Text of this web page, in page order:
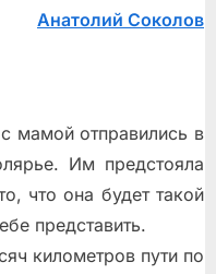
с
Анатолий Соколов
мамой отправились в
Им предстояла
что она будет такой
представить.
километров пути по